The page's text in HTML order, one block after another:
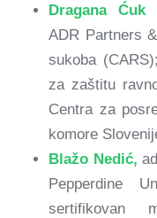
Dragana Ćuk
ADR Partners
sukoba
za zaštitu
Centra za
komore
Blažo Nedić,
Pepperdine
sertifikovan